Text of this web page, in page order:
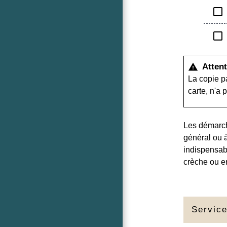
check_box_outline_blank
check_box_outline_blank
warning
La copie
carte, n'a
Les
général ou
crèche ou